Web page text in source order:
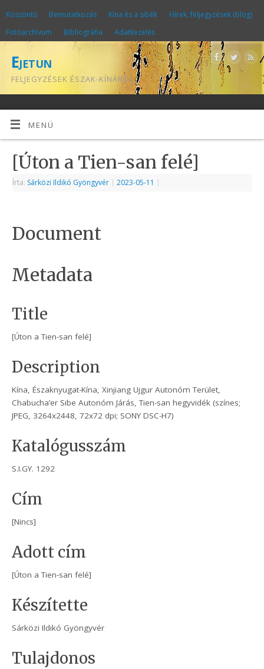
Köszöntő Bemutatkozás Kína és a sibék
Hírek, feljegyzések (blog)
Fotóarchívum
Bibliográfia Adatkezelés
Ejetun
FELJEGYZÉSEK ÉSZAK-KÍNÁRÓL
MENÜ
[Úton a Tien-san felé]
Írta: Sárközi Ildikó Gyöngyvér | 2023-05-11 |
Document
Metadata
Title
[Úton a Tien-san felé]
Description
Kína, Északnyugat-Kína, Xinjiang Ujgur Autonóm Terület,
Chabucha’er Sibe Autonóm Járás, Tien-san hegyvidék (színes;
JPEG, 3264x2448, 72x72 dpi; SONY DSC-H7)
Katalógusszám
S.I.GY. 1292
Cím
[Nincs]
Adott cím
[Úton a Tien-san felé]
Készítette
Sárközi Ildikó Gyöngyvér
Tulajdonos